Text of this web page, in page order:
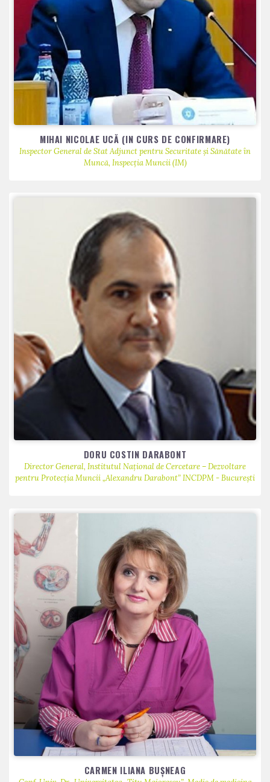
MIHAI NICOLAE UCĂ (IN CURS DE CONFIRMARE)
Inspector General de Stat Adjunct pentru Securitate și Sănătate în
Muncă, Inspecția Muncii (IM)
DORU COSTIN DARABONT
Director General, Institutul Național de Cercetare – Dezvoltare
pentru Protecția Muncii „Alexandru Darabont” INCDPM - București
CARMEN ILIANA BUȘNEAG